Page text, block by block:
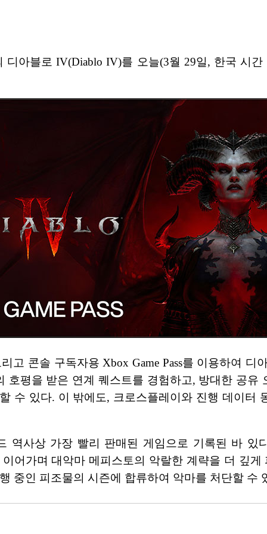
디아블로 IV(Diablo IV)를 오늘(3월 29일, 한국 시
리고 콘솔 구독자용 Xbox Game Pass를 이용하여
호평을 받은 연계 퀘스트를 경험하고, 방대한 공유
수 있다. 이 밖에도, 크로스플레이와 진행 데이터
역사상 가장 빨리 판매된 게임으로 기록된 바 있
어가며 대악마 메피스토의 악랄한 계략을 더 깊
중인 피조물의 시즌에 합류하여 악마를 처단할 수